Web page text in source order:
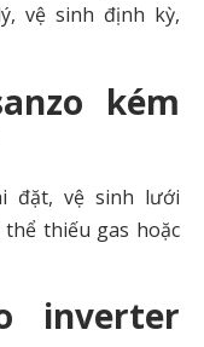
vệ sinh định kỳ,
kém
đặt, vệ sinh lưới
thiếu gas hoặc
inverter